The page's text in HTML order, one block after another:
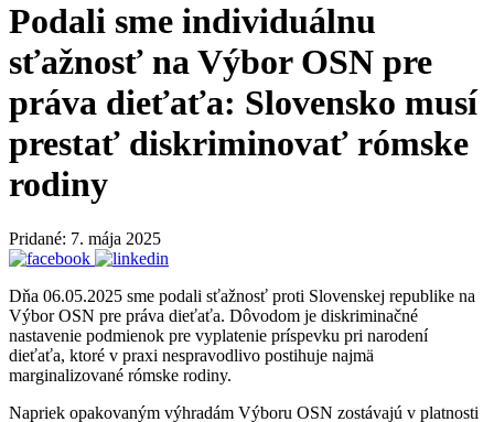
Podali sme individuálnu
sťažnosť na Výbor OSN pre
práva dieťaťa: Slovensko musí
prestať diskriminovať rómske
rodiny
Pridané: 7. mája 2025
Dňa 06.05.2025 sme podali sťažnosť proti Slovenskej republike na
Výbor OSN pre práva dieťaťa. Dôvodom je diskriminačné
nastavenie podmienok pre vyplatenie príspevku pri narodení
dieťaťa, ktoré v praxi nespravodlivo postihuje najmä
marginalizované rómske rodiny.
Napriek opakovaným výhradám Výboru OSN zostávajú v platnosti